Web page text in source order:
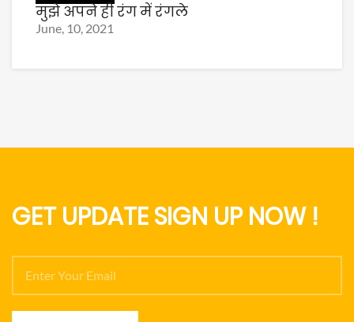
मुझे अपने ही रंग में रंगले
June, 10, 2021
GET UPDATE SIGN UP NOW !